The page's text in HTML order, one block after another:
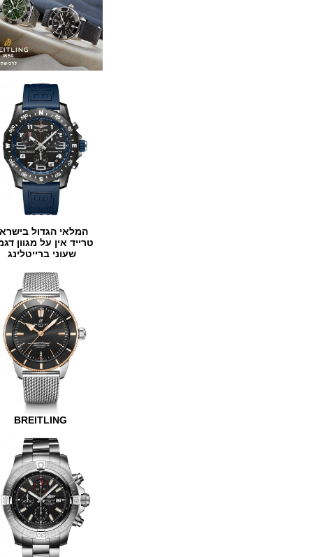
המלאי הגדול בישראל
טרייד אין על מגוון דגמים
שעוני ברייטלינג
BREITLING